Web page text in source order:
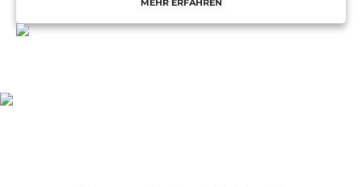
MEHR ERFAHREN